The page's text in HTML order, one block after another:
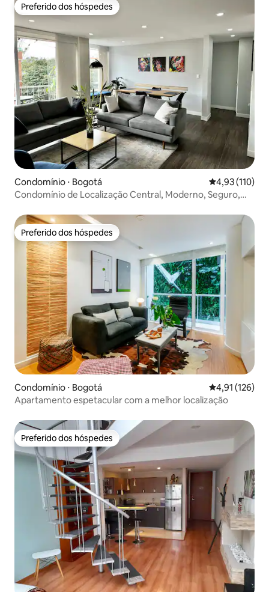
Preferido dos hóspedes
Preferido dos hóspedes
Condomínio ⋅ Bogotá 4,93 de uma
4,93 (110)
Condomínio de Localização Central, Moderno, Seguro,
Preferido dos hóspedes
Preferido dos hóspedes
Condomínio ⋅ Bogotá 4,91 de uma
4,91 (126)
Apartamento espetacular com a melhor localização
Preferido dos hóspedes
Preferido dos hóspedes